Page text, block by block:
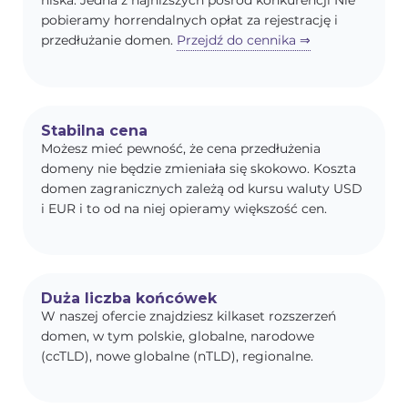
pobieramy horrendalnych opłat za rejestrację i
przedłużanie domen. Przejdź do cennika ⇒
Stabilna cena
Możesz mieć pewność, że cena przedłużenia
domeny nie będzie zmieniała się skokowo. Koszta
domen zagranicznych zależą od kursu waluty USD
i EUR i to od na niej opieramy większość cen.
Duża liczba końcówek
W naszej ofercie znajdziesz kilkaset rozszerzeń
domen, w tym polskie, globalne, narodowe
(ccTLD), nowe globalne (nTLD), regionalne.